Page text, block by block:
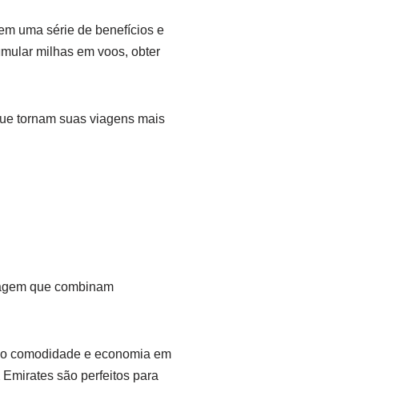
uma série de benefícios e
milhas em voos, obter
tornam suas viagens mais
que combinam
comodidade e economia em
são perfeitos para